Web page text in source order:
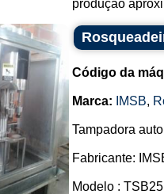
produção
Código da
Marca: IMSB,
Tampadora
Fabricante:
Modelo :